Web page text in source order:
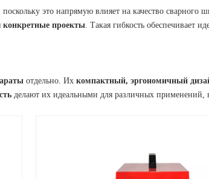
это напрямую влияет на качество сварного
конкретные проекты . Такая гибкость обеспечивает
отдельно. Их компактный, эргономичный
делают их идеальными для различных применений,